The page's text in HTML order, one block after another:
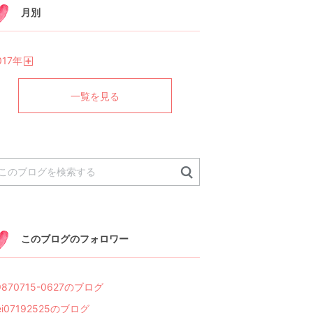
月別
年
一覧を見る
このブログのフォロワー
0627のブログ
のブログ